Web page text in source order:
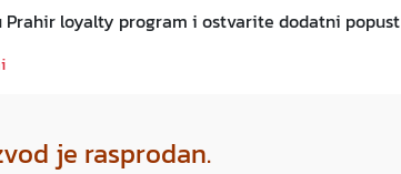
Prahir loyalty program i ostvarite dodatni popust
je rasprodan.